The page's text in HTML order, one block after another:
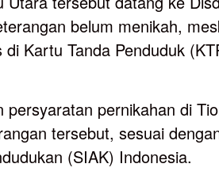
belum menikah,
Kartu Tanda Penduduk
persyaratan pernikahan di
tersebut, sesuai
(SIAK) Indonesia.